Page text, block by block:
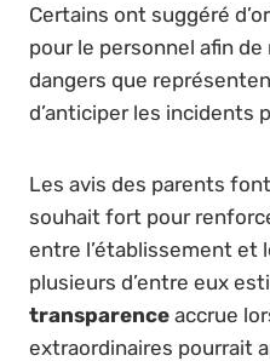
Certains ont suggéré
pour le personnel afin
dangers que
d’anticiper les incidents
Les avis des parents
souhait fort pour
entre l’établissement et
plusieurs d’entre eux
transparence accrue
extraordinaires pourrait